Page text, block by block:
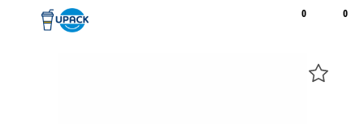
0 0